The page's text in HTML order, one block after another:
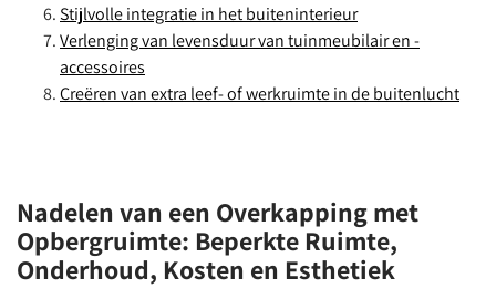
Stijlvolle integratie in het buiteninterieur
Verlenging van levensduur van tuinmeubilair en -
accessoires
Creëren van extra leef- of werkruimte in de buitenlucht
Nadelen van een Overkapping met
Opbergruimte: Beperkte Ruimte,
Onderhoud, Kosten en Esthetiek